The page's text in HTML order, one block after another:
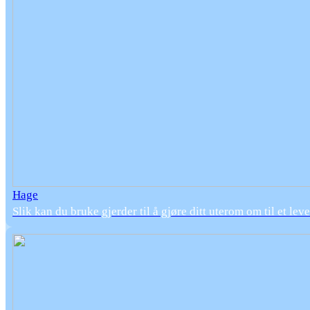
Hage
Slik kan du bruke gjerder til å gjøre ditt uterom om til et